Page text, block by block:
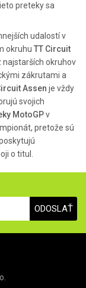
preteky sa
udalostí v
okruhu TT Circuit
najstarších okruhov
zákrutami a
Assen je vždy
svojich
MotoGPv
pretože sú
o titul.
ODOSLAŤ